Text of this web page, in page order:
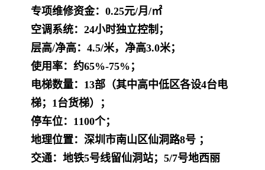
专项维修资金：0.25元/月/㎡
空调系统：24小时独立控制 ；
层高/净高：4.5/米，净高3.0米；
使用率：约65%-75%；
电梯数量：13部（其中高中低区各设4台电
梯；1台货梯）
；
停车位：1100个；
地理位置：深圳市南山区仙洞路8号 ；
交通：地铁5号线留仙洞站；5/7号地西丽